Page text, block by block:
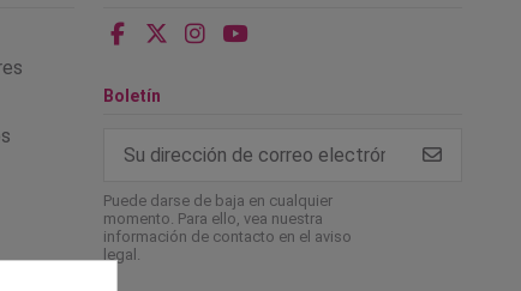
Boletín
Puede darse de baja en cualquier
momento. Para ello, vea nuestra
información de contacto en el aviso
legal.